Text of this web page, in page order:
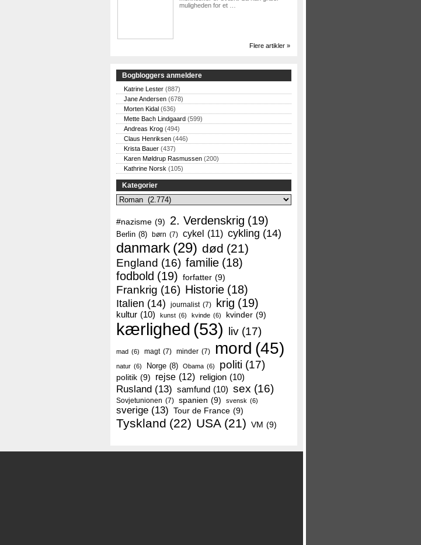
muligheden for et …
Flere artikler »
Bogbloggers anmeldere
Katrine Lester (887)
Jane Andersen (678)
Morten Kidal (636)
Mette Bach Lindgaard (599)
Andreas Krog (494)
Claus Henriksen (446)
Krista Bauer (437)
Karen Møldrup Rasmussen (200)
Kathrine Norsk (105)
Kategorier
Kategorier
#nazisme (9) 2. Verdenskrig (19)
Berlin (8) børn (7) cykel (11) cykling (14)
danmark (29) død (21)
England (16) familie (18)
fodbold (19) forfatter (9)
Frankrig (16) Historie (18)
Italien (14) journalist (7) krig (19)
kultur (10) kunst (6) kvinde (6) kvinder (9)
kærlighed (53) liv (17)
mad (6) magt (7) minder (7) mord (45)
natur (6) Norge (8) Obama (6) politi (17)
politik (9) rejse (12) religion (10)
Rusland (13) samfund (10) sex (16)
Sovjetunionen (7) spanien (9) svensk (6)
sverige (13) Tour de France (9)
Tyskland (22) USA (21) VM (9)